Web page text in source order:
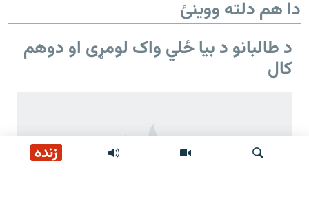
زنده
دا هم دلته ووینئ
د طالبانو د بیا ځلي واک لومړی او دوهم
کال